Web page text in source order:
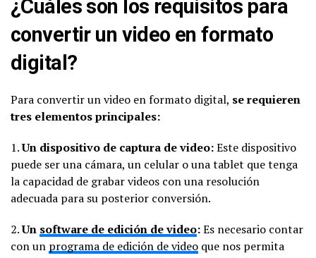
¿Cuáles son los requisitos para
convertir un video en formato
digital?
Para convertir un video en formato digital, se requieren
tres elementos principales:
1.Un dispositivo de captura de video:Este dispositivo
puede ser una cámara, un celular o una tablet que tenga
la capacidad de grabar videos con una resolución
adecuada para su posterior conversión.
2.Un software de edición de video:Es necesario contar
con un programa de edición de video que nos permita